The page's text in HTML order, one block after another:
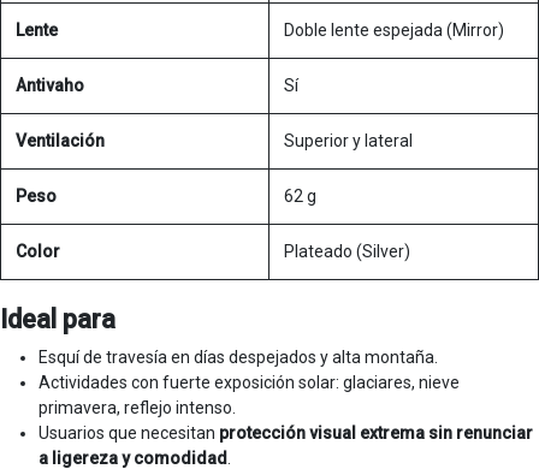
Lente Doble lente espejada (Mirror)
Antivaho Sí
Ventilación Superior y lateral
Peso 62 g
Color Plateado (Silver)
Ideal para
Esquí de travesía en días despejados y alta montaña.
Actividades con fuerte exposición solar: glaciares, nieve
primavera, reflejo intenso.
Usuarios que necesitan protección visual extrema sin renunciar
a ligereza y comodidad